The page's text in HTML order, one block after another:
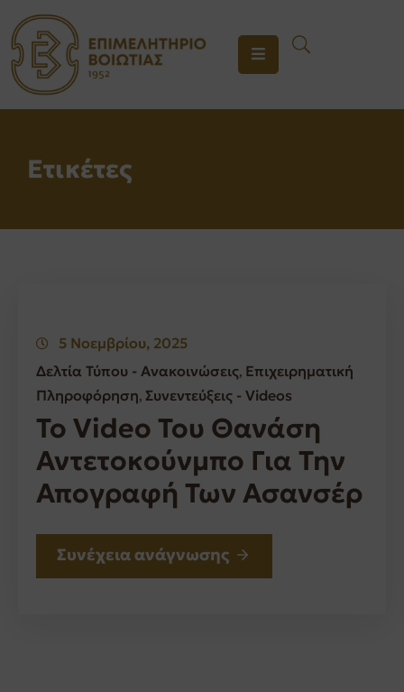
ΤΟ
ΕΠΙΜΕΛΗΤΗΡΙΟ
ΕΝΗΜΕΡΩΣΗ
Ετικέτες
5 Νοεμβρίου, 2025
Δελτία Τύπου - Ανακοινώσεις‚ Επιχειρηματική
Πληροφόρηση‚ Συνεντεύξεις - Videos
Το Video Του Θανάση
Αντετοκούνμπο Για Την
Απογραφή Των Ασανσέρ
Συνέχεια ανάγνωσης